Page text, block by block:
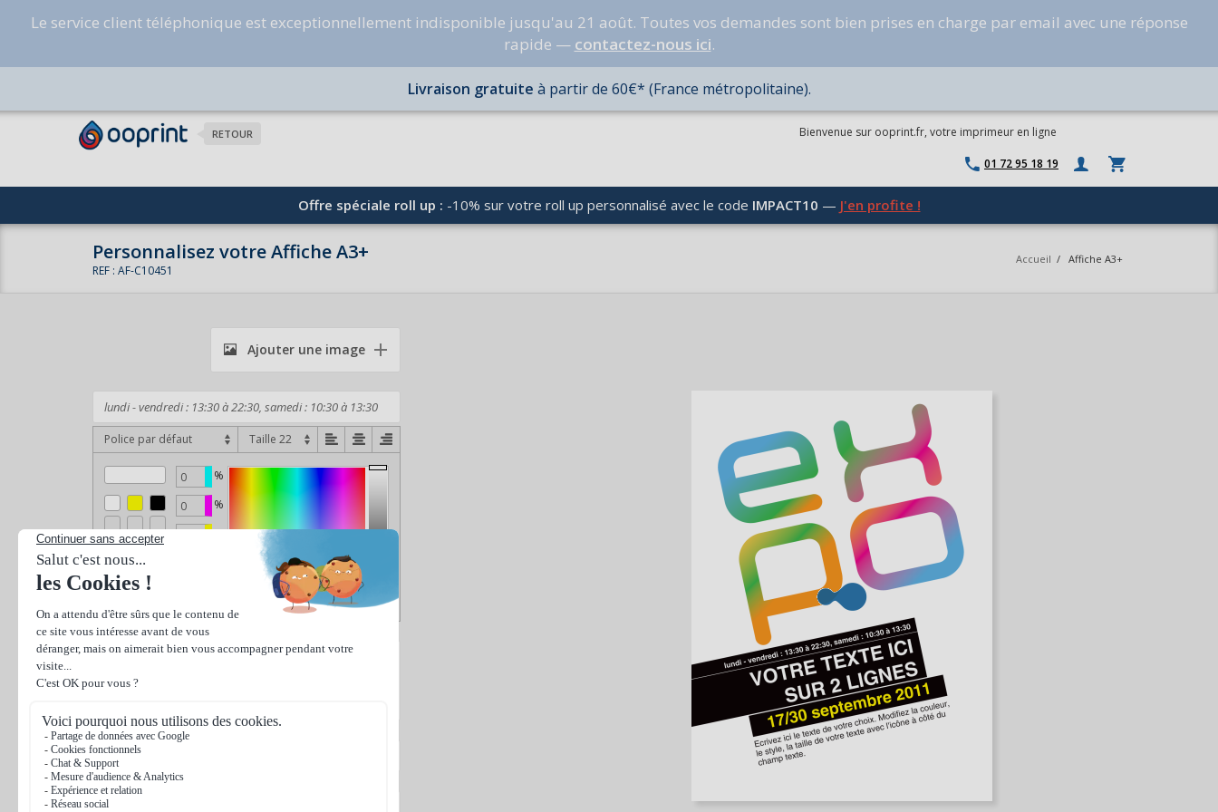
Le service client téléphonique est exceptionnellement indisponible jusqu'au 21 août. Toutes vos demandes sont bien prises en charge par email avec une réponse
rapide — contactez-nous ici.
Livraison gratuite à partir de 60€* (France métropolitaine).
RETOUR Bienvenue sur ooprint.fr, votre imprimeur en ligne
01 72 95 18 19
Offre spéciale roll up : -10% sur votre roll up personnalisé avec le code IMPACT10 — J'en profite !
Personnalisez votre Affiche A3+
REF : AF-C10451
Accueil / Affiche A3+
Ajouter une image
Police par défaut
%
%
%